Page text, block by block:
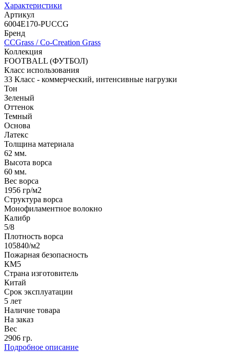
Характеристики
Артикул
6004E170-PUCCG
Бренд
CCGrass / Co-Сreation Grass
Коллекция
FOOTBALL (ФУТБОЛ)
Класс использования
33 Класс - коммерческий, интенсивные нагрузки
Тон
Зеленый
Оттенок
Темный
Основа
Латекс
Толщина материала
62 мм.
Высота ворса
60 мм.
Вес ворса
1956 гр/м2
Структура ворса
Монофиламентное волокно
Калибр
5/8
Плотность ворса
105840/м2
Пожарная безопасность
КМ5
Страна изготовитель
Китай
Срок эксплуатации
5 лет
Наличие товара
На заказ
Вес
2906 гр.
Подробное описание